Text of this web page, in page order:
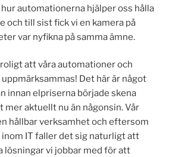
automationerna hjälper oss hålla
och till sist fick vi en kamera på
var nyfikna på samma ämne.
att våra automationer och
Det här är något
innan elpriserna började skena
mer aktuellt nu än någonsin. Vår
hållbar verksamhet och eftersom
inom IT faller det sig naturligt att
lösningar vi jobbar med för att